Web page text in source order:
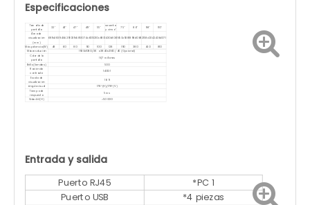
Especificaciones
Tamaño de
pantalla
32'' 43'' 47'' 49'' 55''
sesenta
y cinco''
75'' 86'' 98'' 110''
Área de
visualización
(mm)
689x383 941x529 1039x585 1074x605 1210x680 1430x806 1650x928 1898x1068 2158x12142436x1371
Máx.potencia(W) 48 60 80 90 100 128 190 380 450 810
Máx.resolución 1920x1080 /2K o 3840x2160 / 4K (Opcional)
Color de la
pantalla
16,7 millones
Brillo (liendres) 500
Ración de
contraste
1400: 1
Escala de
visualización
16: 9
ángulo visual 178°(H)/178°(V)
Tiempo de
respuesta
5 ms
Vida útil (H)
<50 000
Entrada y salida
Puerto RJ45 *PC 1
Puerto USB *4 piezas